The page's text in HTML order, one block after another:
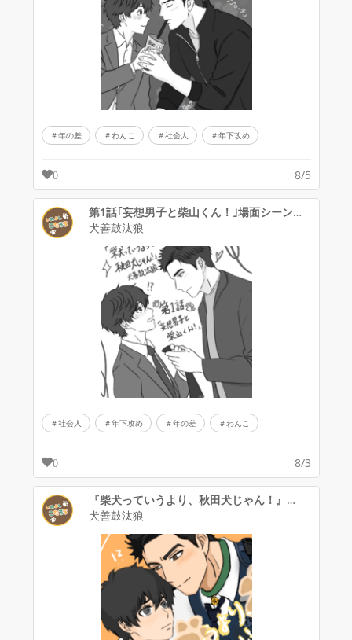
年の差 わんこ 社会人 年下攻め
0 8/5
第1話｢妄想男子と柴山くん！｣場面シーン！
犬善鼓汰狼
社会人 年下攻め 年の差 わんこ
0 8/3
『柴犬っていうより、秋田犬じゃん！』メインイラスト
犬善鼓汰狼